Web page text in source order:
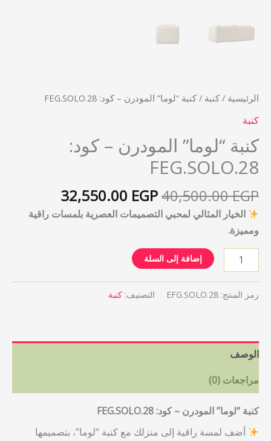
الرئيسية / كنبة / كنبة “لوما” المودرن – كود: FEG.SOLO.28
كنبة
كنبة “لوما” المودرن – كود:
FEG.SOLO.28
40,500.00EGP
32,550.00 EGP
الخيار المثالي لمحبي التصميمات العصرية بلمسات راقية
ومميزة.
إضافة إلى السلة
رمز المنتج: EFG.SOLO.28 التصنيف: كنبة
الوصف
مراجعات (0)
كنبة “لوما” المودرن – كود: FEG.SOLO.28
أضف لمسة راقية إلى منزلك مع كنبة “لوما”، بتصميمها